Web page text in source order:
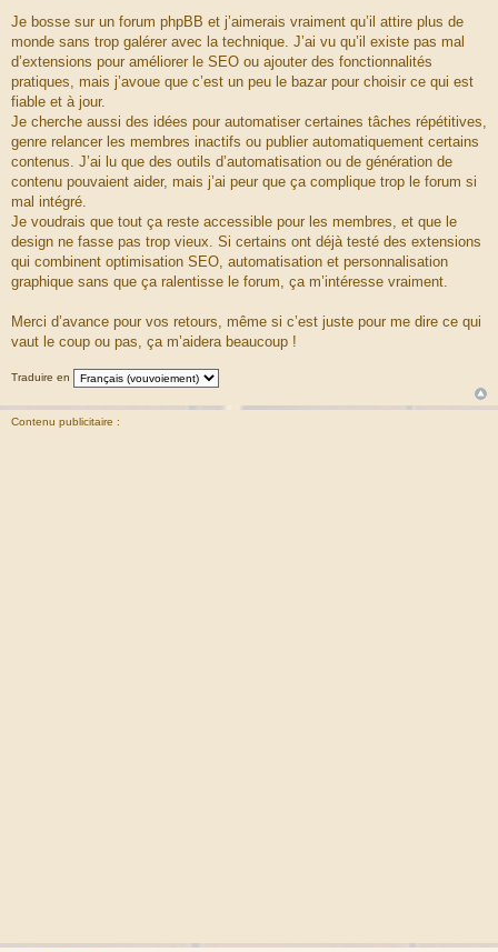
g
e
Je bosse sur un forum phpBB et j’aimerais vraiment qu’il attire plus de
monde sans trop galérer avec la technique. J’ai vu qu’il existe pas mal
d’extensions pour améliorer le SEO ou ajouter des fonctionnalités
pratiques, mais j’avoue que c’est un peu le bazar pour choisir ce qui est
fiable et à jour.
Je cherche aussi des idées pour automatiser certaines tâches répétitives,
genre relancer les membres inactifs ou publier automatiquement certains
contenus. J’ai lu que des outils d’automatisation ou de génération de
contenu pouvaient aider, mais j’ai peur que ça complique trop le forum si
mal intégré.
Je voudrais que tout ça reste accessible pour les membres, et que le
design ne fasse pas trop vieux. Si certains ont déjà testé des extensions
qui combinent optimisation SEO, automatisation et personnalisation
graphique sans que ça ralentisse le forum, ça m’intéresse vraiment.
Merci d’avance pour vos retours, même si c’est juste pour me dire ce qui
vaut le coup ou pas, ça m’aidera beaucoup !
Traduire en
Contenu publicitaire :